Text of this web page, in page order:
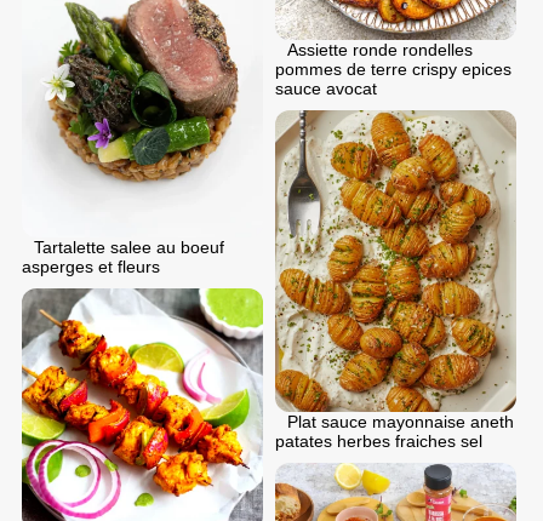
Assiette ronde rondelles
pommes de terre crispy epices
sauce avocat
Tartalette salee au boeuf
asperges et fleurs
Plat sauce mayonnaise aneth
patates herbes fraiches sel